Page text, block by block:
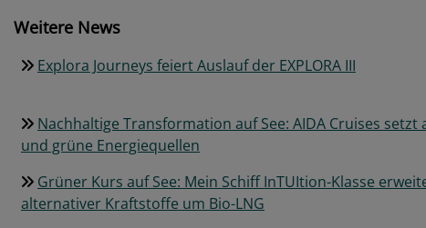
Weitere News
Explora Journeys feiert Auslauf der EXPLORA III
Nachhaltige Transformation auf See: AIDA Cruises
und grüne Energiequellen
Grüner Kurs auf See: Mein Schiff InTUItion-Klasse
alternativer Kraftstoffe um Bio-LNG